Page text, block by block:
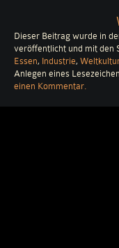
Dieser Beitrag wurde in
veröffentlicht und mit den
Essen, Industrie,
Anlegen eines
einen Kommentarzu
.